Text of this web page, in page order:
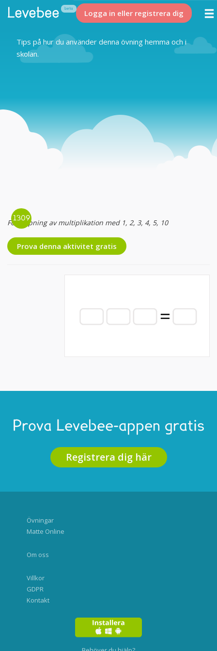
Logga in eller registrera dig
Tips på hur du använder denna övning hemma och i
skolan.
Fördjupning av multiplikation med 1, 2, 3, 4, 5, 10
Prova denna aktivitet gratis
Prova Levebee-appen gratis
Registrera dig här
Övningar
Matte Online
Om oss
Villkor
GDPR
Kontakt